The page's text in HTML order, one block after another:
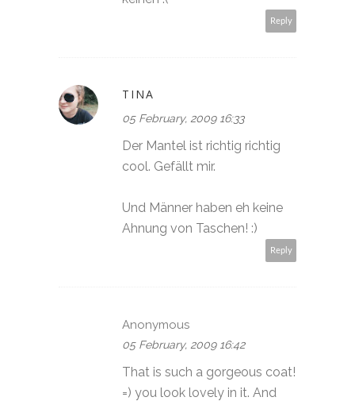
Reply
TINA
05 February, 2009 16:33
Der Mantel ist richtig richtig
cool. Gefällt mir.
Und Männer haben eh keine
Ahnung von Taschen! :)
Reply
Anonymous
05 February, 2009 16:42
That is such a gorgeous coat!
=) you look lovely in it. And